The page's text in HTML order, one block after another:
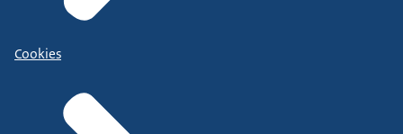
Cookies